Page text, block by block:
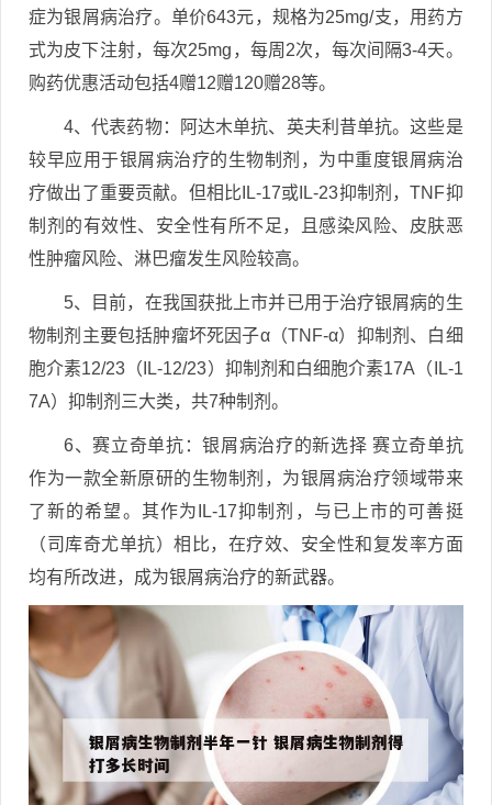
症为银屑病治疗。单价643元，规格为25mg/支，用药方
式为皮下注射，每次25mg，每周2次，每次间隔3-4天。
购药优惠活动包括4赠12赠120赠28等。
4、代表药物：阿达木单抗、英夫利昔单抗。这些是
较早应用于银屑病治疗的生物制剂，为中重度银屑病治
疗做出了重要贡献。但相比IL-17或IL-23抑制剂，TNF抑
制剂的有效性、安全性有所不足，且感染风险、皮肤恶
性肿瘤风险、淋巴瘤发生风险较高。
5、目前，在我国获批上市并已用于治疗银屑病的生
物制剂主要包括肿瘤坏死因子α（TNF-α）抑制剂、白细
胞介素12/23（IL-12/23）抑制剂和白细胞介素17A（IL-1
7A）抑制剂三大类，共7种制剂。
6、赛立奇单抗：银屑病治疗的新选择 赛立奇单抗
作为一款全新原研的生物制剂，为银屑病治疗领域带来
了新的希望。其作为IL-17抑制剂，与已上市的可善挺
（司库奇尤单抗）相比，在疗效、安全性和复发率方面
均有所改进，成为银屑病治疗的新武器。